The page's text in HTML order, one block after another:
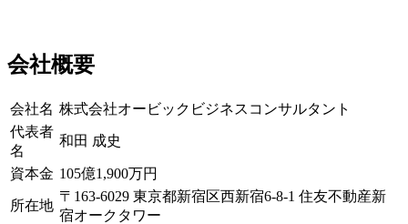
会社概要
会社名 株式会社オービックビジネスコンサルタント
代表者
名
和田 成史
資本金 105億1,900万円
所在地
〒163-6029 東京都新宿区西新宿6-8-1 住友不動産新
宿オークタワー